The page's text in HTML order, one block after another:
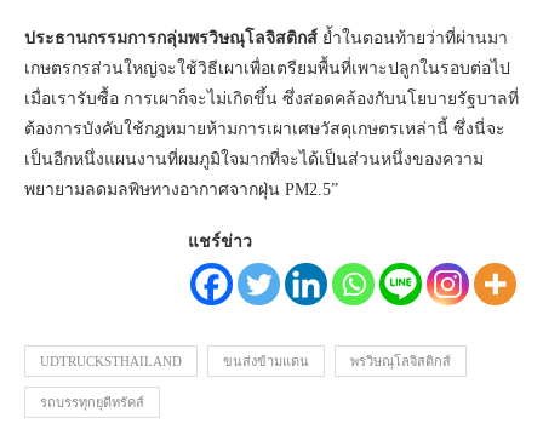
ประธานกรรมการกลุ่มพรวิษณุโลจิสติกส์ ย้ำในตอนท้ายว่าที่ผ่านมา
เกษตรกรส่วนใหญ่จะใช้วิธีเผาเพื่อเตรียมพื้นที่เพาะปลูกในรอบต่อไป
เมื่อเรารับซื้อ การเผาก็จะไม่เกิดขึ้น ซึ่งสอดคล้องกับนโยบายรัฐบาลที่
ต้องการบังคับใช้กฎหมายห้ามการเผาเศษวัสดุเกษตรเหล่านี้ ซึ่งนี่จะ
เป็นอีกหนึ่งแผนงานที่ผมภูมิใจมากที่จะได้เป็นส่วนหนึ่งของความ
พยายามลดมลพิษทางอากาศจากฝุ่น PM2.5”
แชร์ข่าว
UDTRUCKSTHAILAND ขนส่งข้ามแดน พรวิษณุโลจิสติกส์
รถบรรทุกยุดีทรัคส์